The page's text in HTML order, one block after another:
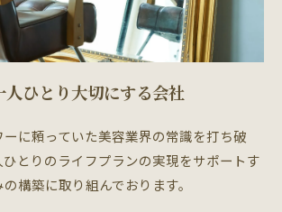
人ひとり大切にする会社
に頼っていた美容業界の常識を打ち破
とりのライフプランの実現をサポートす
構築に取り組んでおります。